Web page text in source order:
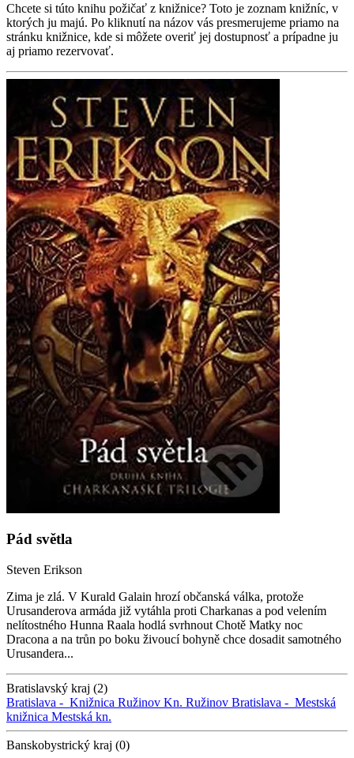
Chcete si túto knihu požičať z knižnice? Toto je zoznam knižníc, v
ktorých ju majú. Po kliknutí na názov vás presmerujeme priamo na
stránku knižnice, kde si môžete overiť jej dostupnosť a prípadne ju
aj priamo rezervovať.
Pád světla
Steven Erikson
Zima je zlá. V Kurald Galain hrozí občanská válka, protože
Urusanderova armáda již vytáhla proti Charkanas a pod velením
nelítostného Hunna Raala hodlá svrhnout Chotě Matky noc
Dracona a na trůn po boku živoucí bohyně chce dosadit samotného
Urusandera...
Bratislavský kraj (2)
Bratislava - Knižnica Ružinov Kn. Ružinov Bratislava - Mestská
knižnica Mestská kn.
Banskobystrický kraj (0)